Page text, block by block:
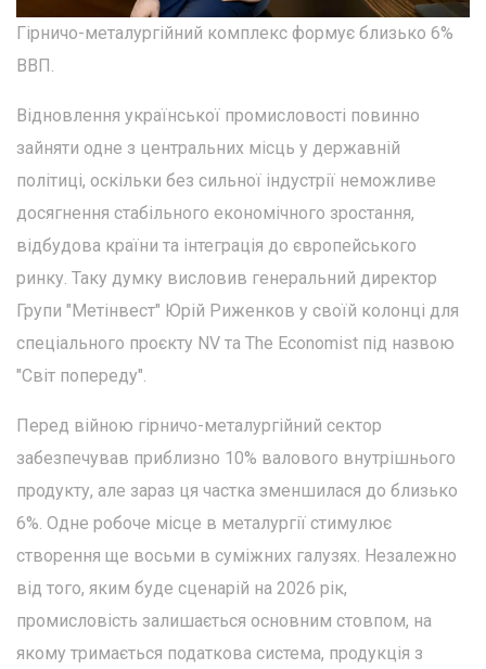
Гірничо-металургійний комплекс формує близько 6%
ВВП.
Відновлення української промисловості повинно
зайняти одне з центральних місць у державній
політиці, оскільки без сильної індустрії неможливе
досягнення стабільного економічного зростання,
відбудова країни та інтеграція до європейського
ринку. Таку думку висловив генеральний директор
Групи "Метінвест" Юрій Риженков у своїй колонці для
спеціального проєкту NV та The Economist під назвою
"Світ попереду".
Перед війною гірничо-металургійний сектор
забезпечував приблизно 10% валового внутрішнього
продукту, але зараз ця частка зменшилася до близько
6%. Одне робоче місце в металургії стимулює
створення ще восьми в суміжних галузях. Незалежно
від того, яким буде сценарій на 2026 рік,
промисловість залишається основним стовпом, на
якому тримається податкова система, продукція з